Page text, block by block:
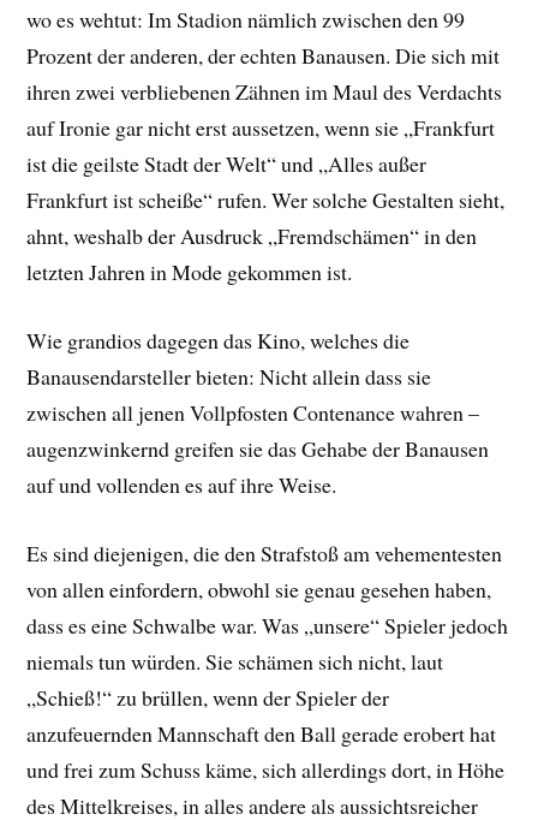
wo es wehtut: Im Stadion nämlich zwischen den 99
Prozent der anderen, der echten Banausen. Die sich mit
ihren zwei verbliebenen Zähnen im Maul des Verdachts
auf Ironie gar nicht erst aussetzen, wenn sie „Frankfurt
ist die geilste Stadt der Welt“ und „Alles außer
Frankfurt ist scheiße“ rufen. Wer solche Gestalten sieht,
ahnt, weshalb der Ausdruck „Fremdschämen“ in den
letzten Jahren in Mode gekommen ist.
Wie grandios dagegen das Kino, welches die
Banausendarsteller bieten: Nicht allein dass sie
zwischen all jenen Vollpfosten Contenance wahren –
augenzwinkernd greifen sie das Gehabe der Banausen
auf und vollenden es auf ihre Weise.
Es sind diejenigen, die den Strafstoß am vehementesten
von allen einfordern, obwohl sie genau gesehen haben,
dass es eine Schwalbe war. Was „unsere“ Spieler jedoch
niemals tun würden. Sie schämen sich nicht, laut
„Schieß!“ zu brüllen, wenn der Spieler der
anzufeuernden Mannschaft den Ball gerade erobert hat
und frei zum Schuss käme, sich allerdings dort, in Höhe
des Mittelkreises, in alles andere als aussichtsreicher